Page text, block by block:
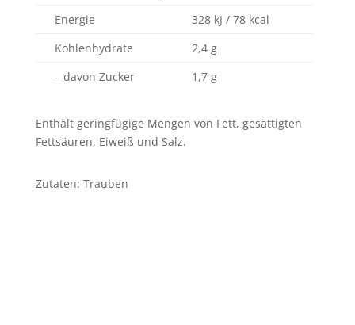
Energie
328 kJ / 78 kcal
Kohlenhydrate
2,4 g
– davon Zucker
1,7 g
Enthält geringfügige Mengen von Fett, gesättigten
Fettsäuren, Eiweiß und Salz.
Zutaten: Trauben